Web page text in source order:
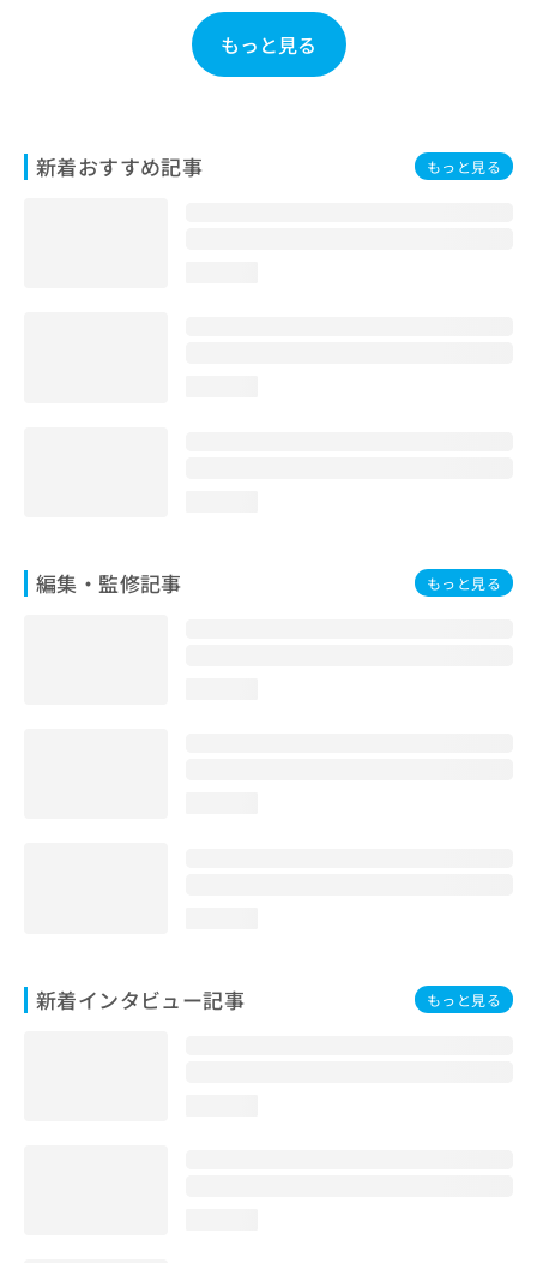
もっと見る
新着おすすめ記事 もっと見る
編集・監修記事 もっと見る
新着インタビュー記事 もっと見る
は
こ